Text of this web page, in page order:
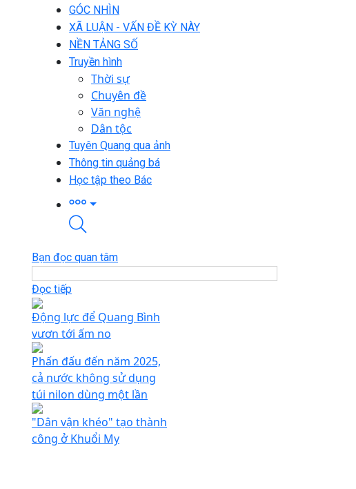
GÓC NHÌN
XÃ LUẬN - VẤN ĐỀ KỲ NÀY
NỀN TẢNG SỐ
Truyền hình
Thời sự
Chuyên đề
Văn nghệ
Dân tộc
Tuyên Quang qua ảnh
Thông tin quảng bá
Học tập theo Bác
Bạn đọc quan tâm
Đọc tiếp
Động lực để Quang Bình
vươn tới ấm no
Phấn đấu đến năm 2025,
cả nước không sử dụng
túi nilon dùng một lần
"Dân vận khéo" tạo thành
công ở Khuổi My